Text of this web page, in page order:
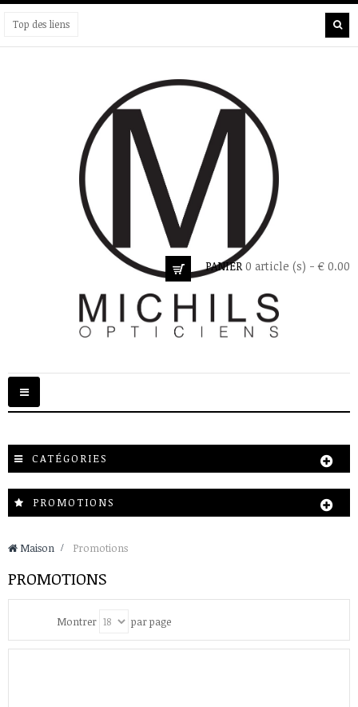
Top des liens
PANIER 0 article (s) - € 0.00
Basculer
la
CATÉGORIES
PROMOTIONS
Maison > Promotions
PROMOTIONS
Montrer par page